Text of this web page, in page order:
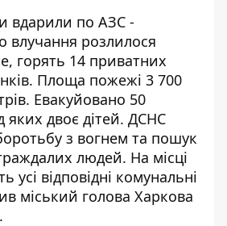
вдарили по АЗС -
влучання розлилося
горять 14 приватних
Площа пожежі 3 700
Евакуйовано 50
яких двоє дітей. ДСНС
з вогнем та пошук
людей. На місці
відповідні комунальні
міський голова Харкова